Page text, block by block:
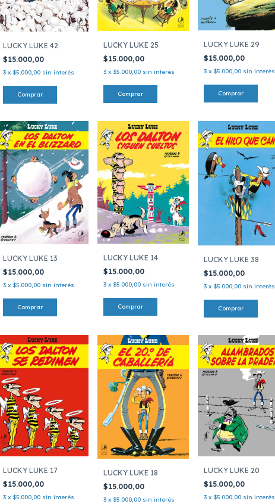
LUCKY LUKE 42
$15.000,00
3 x $5.000,00 sin interés
LUCKY LUKE 25
$15.000,00
3 x $5.000,00 sin interés
LUCKY LUKE 29
$15.000,00
3 x $5.000,00 sin interés
LUCKY LUKE 13
$15.000,00
3 x $5.000,00 sin interés
LUCKY LUKE 14
$15.000,00
3 x $5.000,00 sin interés
LUCKY LUKE 38
$15.000,00
3 x $5.000,00 sin interés
LUCKY LUKE 17
$15.000,00
3 x $5.000,00 sin interés
LUCKY LUKE 18
$15.000,00
3 x $5.000,00 sin interés
LUCKY LUKE 20
$15.000,00
3 x $5.000,00 sin interés